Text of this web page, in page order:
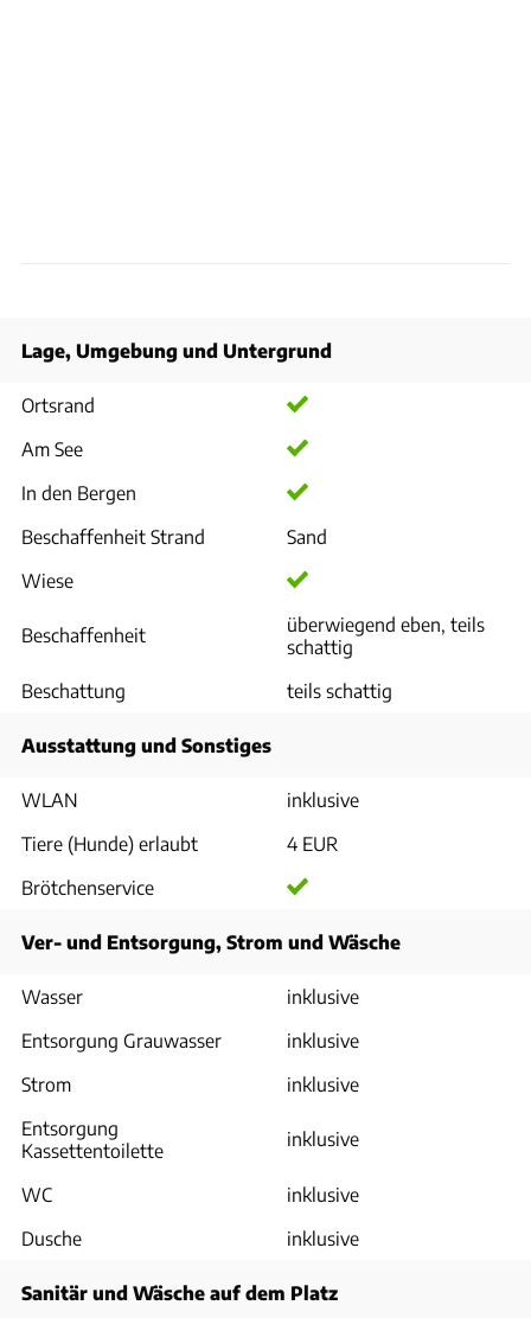
Lage, Umgebung und Untergrund
Ortsrand
Am See
In den Bergen
Beschaffenheit Strand
Sand
Wiese
Beschaffenheit
überwiegend eben, teils
schattig
Beschattung
teils schattig
Ausstattung und Sonstiges
WLAN
inklusive
Tiere (Hunde) erlaubt
4 EUR
Brötchenservice
Ver- und Entsorgung, Strom und Wäsche
Wasser
inklusive
Entsorgung Grauwasser
inklusive
Strom
inklusive
Entsorgung
Kassettentoilette
inklusive
WC
inklusive
Dusche
inklusive
Sanitär und Wäsche auf dem Platz